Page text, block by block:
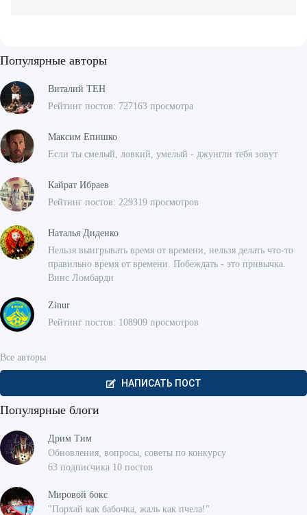
Популярные авторы
Виталий ТЕН
Рейтинг постов: 727163 просмотра
Максим Епишко
Если ты смелый, ловкий, умелый - джунгли тебя зовут
Кайрат Ибраев
Рейтинг постов: 229319 просмотров
Наталья Диденко
Нельзя выигрывать время от времени, нельзя делать что-то
правильно время от времени. Побеждать - это привычка.
Винс Ломбарди
Zinur
Рейтинг постов: 108909 просмотров
Все авторы
НАПИСАТЬ ПОСТ
Популярные блоги
Дрим Тим
Обновления, вопросы, советы по конкурсу
63 подписчика 10 постов
Мировой бокс
"Порхай как бабочка, жаль как пчела!"